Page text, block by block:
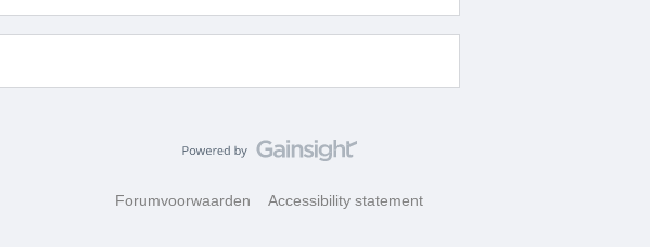
Forumvoorwaarden Accessibility statement